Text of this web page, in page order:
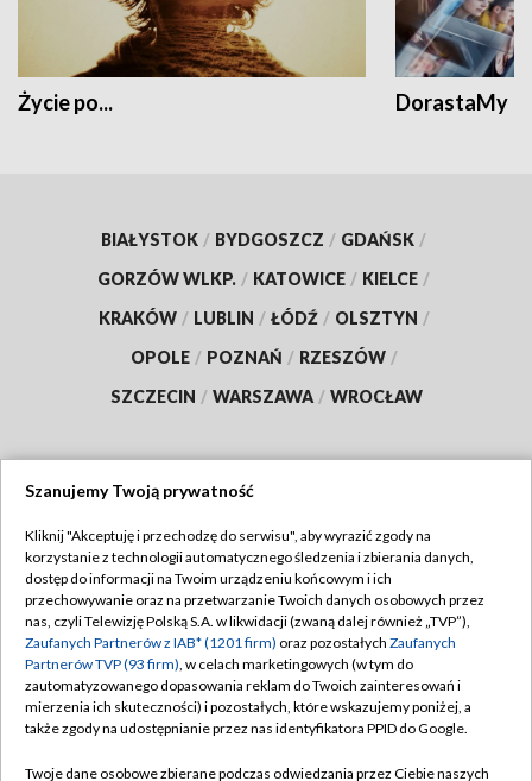
Życie po... DorastaMy
BIAŁYSTOK / BYDGOSZCZ / GDAŃSK /
GORZÓW WLKP. / KATOWICE / KIELCE /
KRAKÓW / LUBLIN / ŁÓDŹ / OLSZTYN /
OPOLE / POZNAŃ / RZESZÓW /
SZCZECIN / WARSZAWA / WROCŁAW
TVP
Abonament TVP
Emisja w TVP
Centrum informacji TVP
Naziemna Telewizja Cyfrowa
Regulamin TVP
Polityka prywatności
Moje zgody
Pomoc
Szanujemy Twoją prywatność
Kliknij "Akceptuję i przechodzę do serwisu", aby wyrazić zgody na
korzystanie z technologii automatycznego śledzenia i zbierania danych,
dostęp do informacji na Twoim urządzeniu końcowym i ich
przechowywanie oraz na przetwarzanie Twoich danych osobowych przez
nas, czyli Telewizję Polską S.A. w likwidacji (zwaną dalej również „TVP”),
Zaufanych Partnerów z IAB* (1201 firm) oraz pozostałych Zaufanych
Partnerów TVP (93 firm), w celach marketingowych (w tym do
zautomatyzowanego dopasowania reklam do Twoich zainteresowań i
mierzenia ich skuteczności) i pozostałych, które wskazujemy poniżej, a
także zgody na udostępnianie przez nas identyfikatora PPID do Google.
Twoje dane osobowe zbierane podczas odwiedzania przez Ciebie naszych